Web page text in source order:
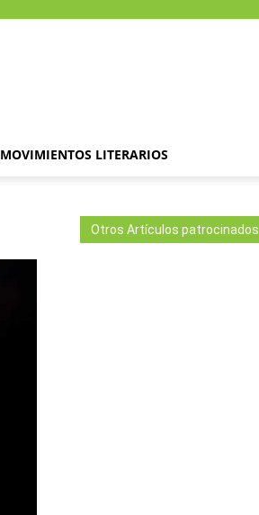
MOVIMIENTOS LITERARIOS
Otros Artículos patrocinados